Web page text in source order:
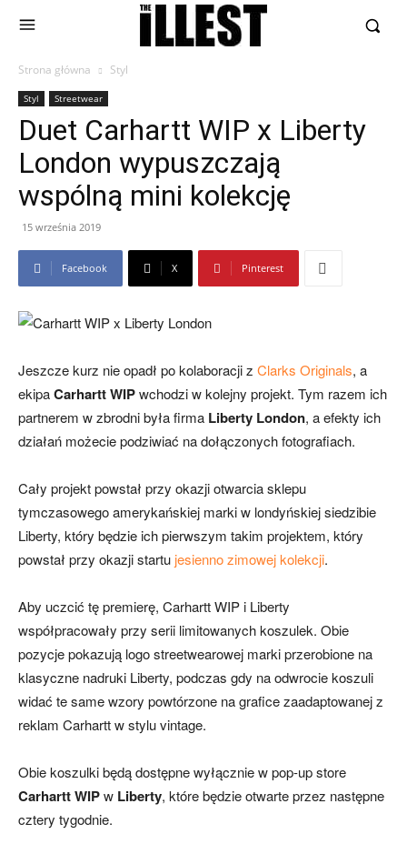
Strona główna Styl
Styl Streetwear
Duet Carhartt WIP x Liberty
London wypuszczają
wspólną mini kolekcję
15 września 2019
Facebook X Pinterest
Jeszcze kurz nie opadł po kolaboracji z Clarks Originals, a
ekipaCarhartt WIPwchodzi w kolejny projekt. Tym razem ich
partnerem w zbrodni była firma Liberty London, a efekty ich
działań możecie podziwiać na dołączonych fotografiach.
Cały projekt powstał przy okazji otwarcia sklepu
tymczasowego amerykańskiej marki w londyńskiej siedzibie
Liberty, który będzie ich pierwszym takim projektem, który
powstał przy okazji startu jesienno zimowej kolekcji.
Aby uczcić tę premierę, Carhartt WIP i Liberty
współpracowały przy serii limitowanych koszulek. Obie
pozycje pokazują logo streetwearowej marki przerobione na
klasyczne nadruki Liberty, podczas gdy na odwrocie koszuli
widać te same wzory powtórzone na grafice zaadaptowanej z
reklam Carhartt w stylu vintage.
Obie koszulki będą dostępne wyłącznie w pop-up store
Carhartt WIPw Liberty, które będzie otwarte przez następne
cztery tygodnie.